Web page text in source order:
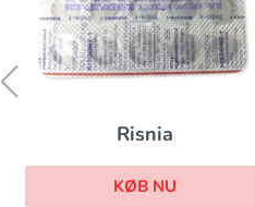
Amitriptylin
KØB NU